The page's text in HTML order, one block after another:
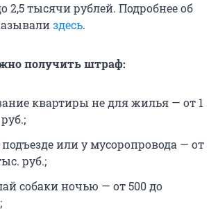
2,5 тысячи рублей. Подробнее об
здесь.
получить штраф:
квартиры не для жилья — от 1
или у мусоропровода — от
руб.;
собаки ночью — от 500 до